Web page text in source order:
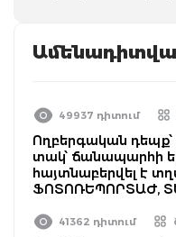
49937 դիտում
Ողբերգական դեպք՝
տակ՝ ճանապարհի
հայտնաբերվել է
ՖՈՏՈՌԵՊՈՐՏԱԺ,
41362 դիտում